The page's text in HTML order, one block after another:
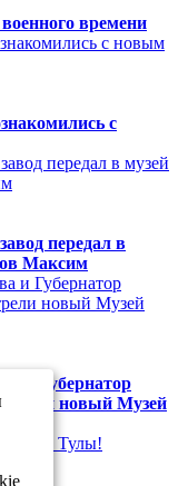
времени
с
передал в
Максим
и Губернатор
новый Музей